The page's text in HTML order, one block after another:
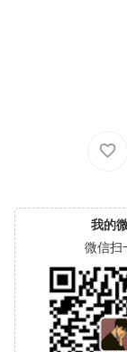
我的
微信扫